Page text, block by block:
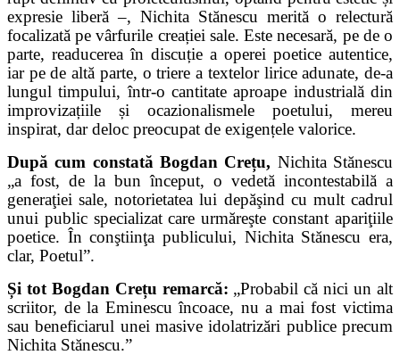
expresie liberă –, Nichita Stănescu merită o relectură
focalizată pe vârfurile creației sale. Este necesară, pe de o
parte, readucerea în discuție a operei poetice autentice,
iar pe de altă parte, o triere a textelor lirice adunate, de-a
lungul timpului, într-o cantitate aproape industrială din
improvizațiile și ocazionalismele poetului, mereu
inspirat, dar deloc preocupat de exigențele valorice.
După cum constată Bogdan Crețu, Nichita Stănescu
„a fost, de la bun început, o vedetă incontestabilă a
generaţiei sale, notorietatea lui depăşind cu mult cadrul
unui public specializat care urmăreşte constant apariţiile
poetice. În conştiinţa publicului, Nichita Stănescu era,
clar, Poetul”.
Și tot Bogdan Crețu remarcă: „Probabil că nici un alt
scriitor, de la Eminescu încoace, nu a mai fost victima
sau beneficiarul unei masive idolatrizări publice precum
Nichita Stănescu.”